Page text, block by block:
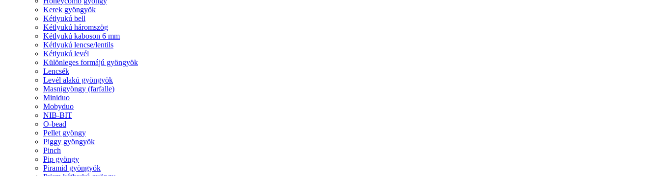
Kerek gyöngyök
Kétlyukú bell
Kétlyukú háromszög
Kétlyukú kaboson 6 mm
Kétlyukú lencse/lentils
Kétlyukú levél
Különleges formájú gyöngyök
Lencsék
Levél alakú gyöngyök
Masnigyöngy (farfalle)
Miniduo
Mobyduo
NIB-BIT
O-bead
Pellet gyöngy
Piggy gyöngyök
Pinch
Pip gyöngy
Piramid gyöngyök